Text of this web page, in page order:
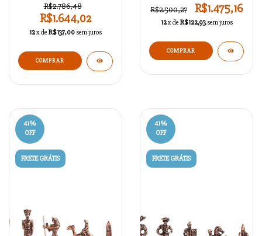
R$2.786,48
R$1.644,02
12x de R$137,00 sem juros
COMPRAR
R$2.500,27 R$1.475,16
12x de R$122,93 sem juros
COMPRAR
41%
OFF
FRETE GRÁTIS
41%
OFF
FRETE GRÁTIS